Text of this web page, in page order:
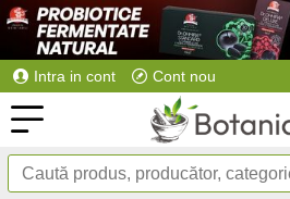
Intra in cont Cont nou